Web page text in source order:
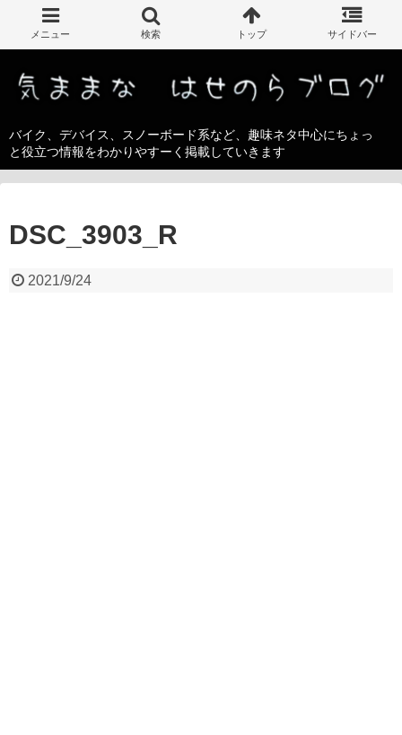
バイク、デバイス、スノーボード系など、趣味ネタ中心にちょっ
と役立つ情報をわかりやすーく掲載していきます
DSC_3903_R
2021/9/24